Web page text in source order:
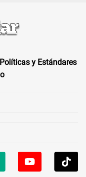
Políticas y Estándares